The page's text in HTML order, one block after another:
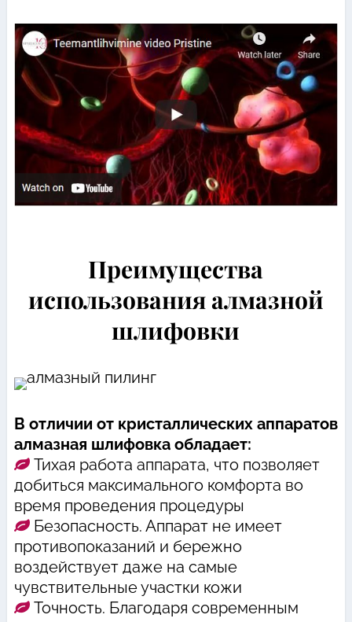
Преимущества
использования алмазной
шлифовки
В отличии от кристаллических аппаратов
алмазная шлифовка обладает:
Тихая работа аппарата, что позволяет
добиться максимального комфорта во
время проведения процедуры
Безопасность. Аппарат не имеет
противопоказаний и бережно
воздействует даже на самые
чувствительные участки кожи
Точность. Благодаря современным